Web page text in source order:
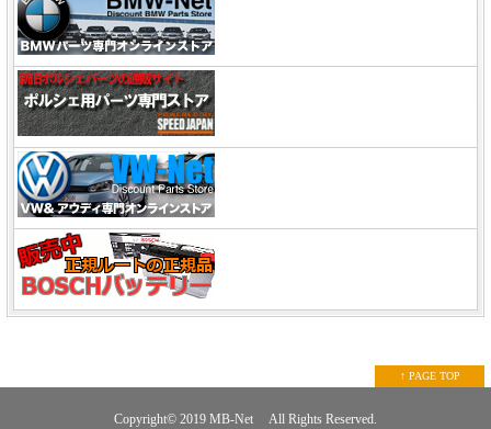
↑ PAGE TOP
Copyright© 2019 MB-Net All Rights Reserved.